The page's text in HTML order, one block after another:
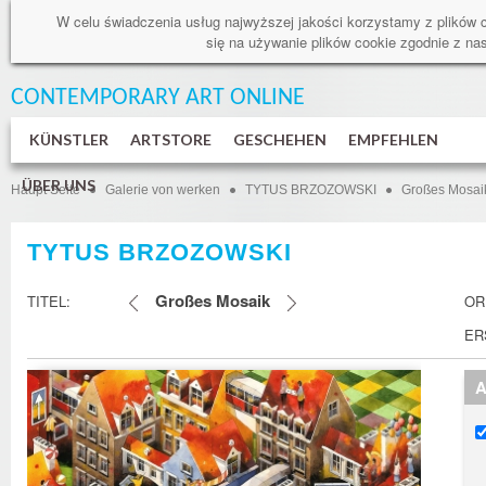
W celu świadczenia usług najwyższej jakości korzystamy z
się na używanie plików cookie zgodnie z
CONTEMPORARY ART ONLINE
KÜNSTLER ARTSTORE GESCHEHEN EMPFEHLEN
ÜBER UNS
Haupt Seite Galerie von werken TYTUS BRZOZOWSKI Großes
TYTUS BRZOZOWSKI
TITEL: Großes Mosaik